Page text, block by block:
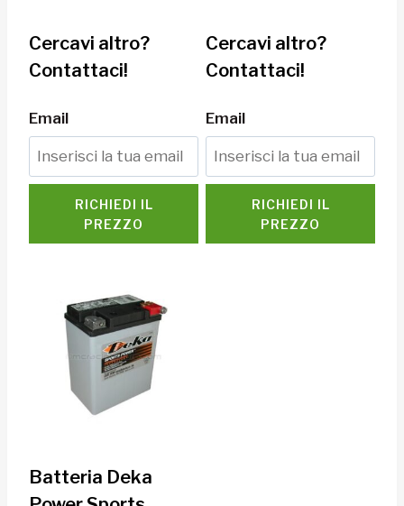
Cercavi altro?
Contattaci!
Email
RICHIEDI IL
PREZZO
Cercavi altro?
Contattaci!
Email
RICHIEDI IL
PREZZO
Batteria Deka